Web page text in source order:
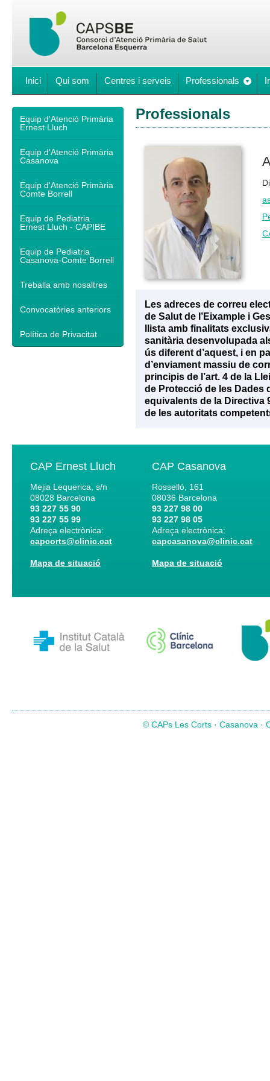
Inici Qui som Centres i serveis Professionals
Equip d'Atenció Primària
Ernest Lluch
Equip d'Atenció Primària
Casanova
Equip d'Atenció Primària
Comte Borrell
Equip de Pediatria
Ernest Lluch - CAPIBE
Equip de Pediatria
Casanova-Comte Borrell
Treballa amb nosaltres
Convocatòries anteriors
Política de Privacitat
Professionals
Les adreces de correu
de Salut de l’Eixample i
llista amb finalitats
sanitària desenvolupada
ús diferent d’aquest, i en
d’enviament massiu de
principis de l’art. 4 de la
de Protecció de les Dades
equivalents de la Directiva
de les autoritats
CAP Ernest Lluch
Mejia Lequerica, s/n
08028 Barcelona
93 227 55 90
93 227 55 99
Adreça electrònica:
capcorts@clinic.cat
Mapa de situació
CAP Casanova
Rosselló, 161
08036 Barcelona
93 227 98 00
93 227 98 05
Adreça electrònica:
capcasanova@clinic.cat
Mapa de situació
© CAPs Les Corts · Casanova ·